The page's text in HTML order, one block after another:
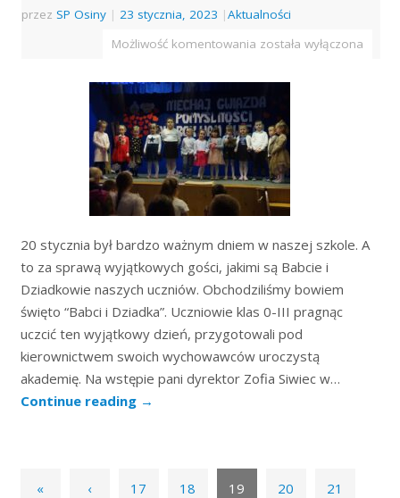
przez SP Osiny | 23 stycznia, 2023 |Aktualności
Możliwość komentowania została wyłączona
20 stycznia był bardzo ważnym dniem w naszej szkole. A
to za sprawą wyjątkowych gości, jakimi są Babcie i
Dziadkowie naszych uczniów. Obchodziliśmy bowiem
święto “Babci i Dziadka”. Uczniowie klas 0-III pragnąc
uczcić ten wyjątkowy dzień, przygotowali pod
kierownictwem swoich wychowawców uroczystą
akademię. Na wstępie pani dyrektor Zofia Siwiec w…
Continue reading →
« ‹ 17 18 19 20 21